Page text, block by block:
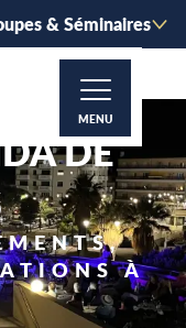
& Séminaires
MENU
DE
À